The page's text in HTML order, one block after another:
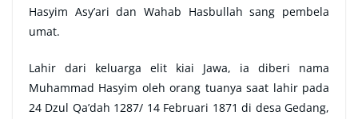
Hasyim Asy’ari dan Wahab Hasbullah sang pembela
umat.
Lahir dari keluarga elit kiai Jawa, ia diberi nama
Muhammad Hasyim oleh orang tuanya saat lahir pada
24 Dzul Qa’dah 1287/ 14 Februari 1871 di desa Gedang,